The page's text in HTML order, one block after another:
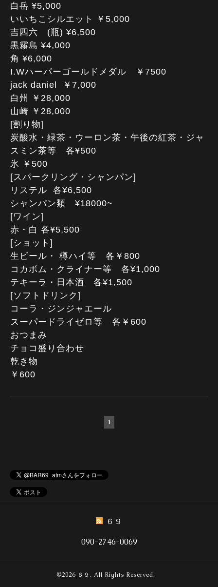
白岳 ¥5,000
いいちこシルエット ￥5,000
吉四六 (瓶) ¥6,500
黒霧島 ¥4,000
角 ¥6,000
I.Wハーパーゴールドメダル ￥7500
jack daniel ￥7,000
白州 ￥28,000
山崎 ￥28,000
[割り物]
炭酸水・緑茶・ウーロン茶・午後の紅茶・ジャ
スミン茶等 各¥500
氷 ￥500
[スパークリング・シャンパン]
リステル 各¥6,500
シャンパン類 ¥18000~
[ワイン]
赤・白 各¥5,500
[ショット]
生ビール・ 樽ハイ等 各￥800
コカボム・クライナー等 各¥1,000
テキーラ・日本酒 各¥1,500
[ソフトドリンク]
コーラ・ジンジャエール
スーパードライゼロ等 各￥600
おつまみ
チョコ盛り合わせ
乾き物
￥600
1
６９
090-2746-0069
©2026 ６９ . All Rights Reserved.